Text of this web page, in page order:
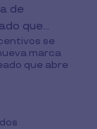
de
que
se
marca
que abre